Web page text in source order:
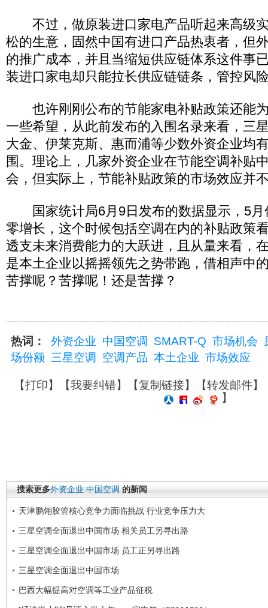
不过，做原装进口家电产品听起来高级
松的生意，固然中国有进口产品热衷者，但
的推广成本，并且当缩短供应链体系这件事
装进口家电却只能拉长供应链链条，管控风
也许刚刚公布的节能家电补贴政策还能
一些希望，从此前发布的入围名录来看，三
大金、伊莱克斯、惠而浦等少数外资企业均
围。理论上，几家外资企业在节能空调补贴
会，但实际上，节能补贴政策的市场效应并
国家统计局6月9日发布的数据显示，5月
零增长，这个时候包括空调在内的补贴政策
透支未来消费能力的大跃进，且从量来看，
是本土企业以摇摇领先之势带跑，借相声中
苦撑呢？苦撑呢！还是苦撑？
热词： 外资企业 中国空调 SMART-Q 市场机会
场份额 三星空调 空调产品 本土企业 市场效应
【打印】【我要纠错】【复制链接】【转发邮件】
】
搜索更多外资企业 中国空调 的新闻
天津鹏翎胶管核心竞争力面临挑战 行业竞争压力大
三星空调全面退出中国市场 相关员工另寻出路
三星空调全面退出中国市场 员工正另寻出路
三星空调全面退出中国市场
巴西大幅提高对空调等工业产品征税